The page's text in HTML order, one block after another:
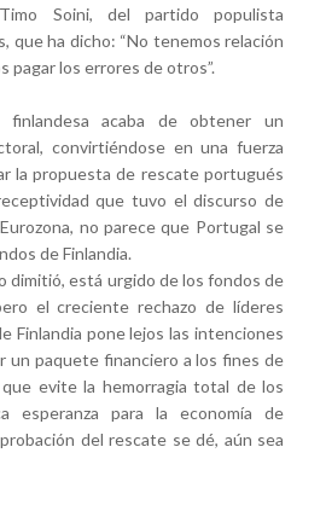
Soini, del partido populista
que ha dicho: “No tenemos relación
pagar los errores de otros”.
finlandesa acaba de obtener un
convirtiéndose en una fuerza
la propuesta de rescate portugués
que tuvo el discurso de
no parece que Portugal se
de Finlandia.
dimitió, está urgido de los fondos de
el creciente rechazo de líderes
Finlandia pone lejos las intenciones
un paquete financiero a los fines de
evite la hemorragia total de los
esperanza para la economía de
del rescate se dé, aún sea